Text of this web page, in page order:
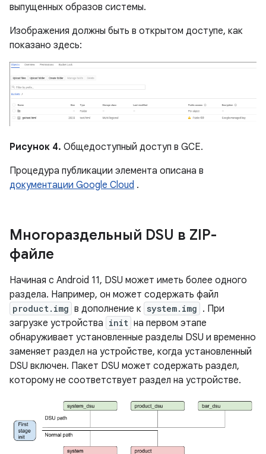
выпущенных образов системы.
Изображения должны быть в открытом доступе, как
показано здесь:
Рисунок 4. Общедоступный доступ в GCE.
Процедура публикации элемента описана в
документации Google Cloud .
Многораздельный DSU в ZIP-
файле
Начиная с Android 11, DSU может иметь более одного
раздела. Например, он может содержать файл
product.img в дополнение к system.img . При
загрузке устройства init на первом этапе
обнаруживает установленные разделы DSU и временно
заменяет раздел на устройстве, когда установленный
DSU включен. Пакет DSU может содержать раздел,
которому не соответствует раздел на устройстве.